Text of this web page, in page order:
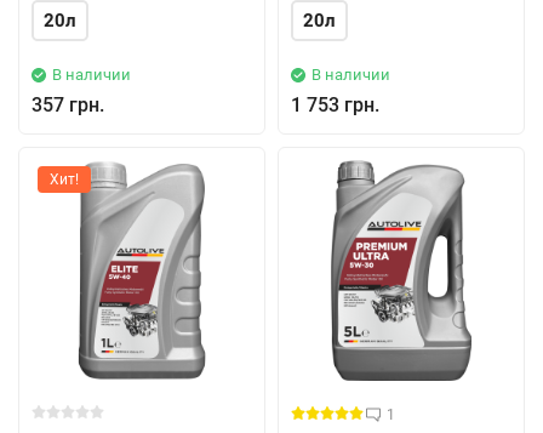
20л
В наличии
357 грн.
20л
В наличии
1 753 грн.
Хит!
1